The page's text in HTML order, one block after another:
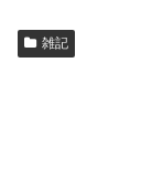
雑記